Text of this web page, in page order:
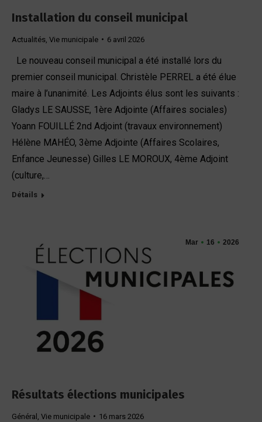
Installation du conseil municipal
Actualités Vie municipale 6 avril 2026
Le nouveau conseil municipal a été installé lors du
premier conseil municipal. Christèle PERREL a été élue
maire à l’unanimité. Les Adjoints élus sont les suivants :
Gladys LE SAUSSE, 1ère Adjointe (Affaires sociales)
Yoann FOUILLÉ 2nd Adjoint (travaux environnement)
Hélène MAHÉO, 3ème Adjointe (Affaires Scolaires,
Enfance Jeunesse) Gilles LE MOROUX, 4ème Adjoint
(culture,…
Détails
Mar 16 2026
Résultats élections municipales
Général Vie municipale 16 mars 2026